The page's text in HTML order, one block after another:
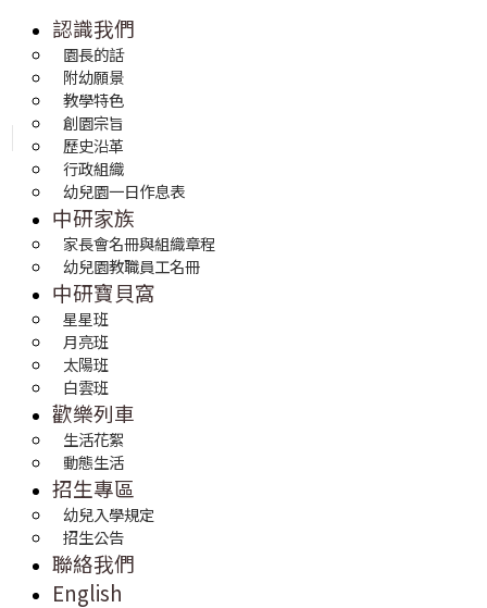
認識我們
園長的話
附幼願景
教學特色
創園宗旨
歷史沿革
行政組織
幼兒園一日作息表
中研家族
家長會名冊與組織章程
幼兒園教職員工名冊
中研寶貝窩
星星班
月亮班
太陽班
白雲班
歡樂列車
生活花絮
動態生活
招生專區
幼兒入學規定
招生公告
聯絡我們
English